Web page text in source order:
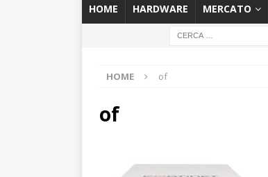
HOME HARDWARE MERCATO
HOME of
of